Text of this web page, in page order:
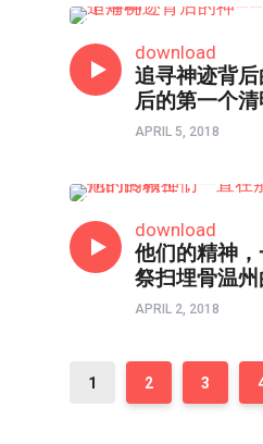
download
追寻神迹背
后的第一个清
APRIL 5, 2018
download
他们的精神
祭扫埋骨温
APRIL 2, 2018
1 2 3